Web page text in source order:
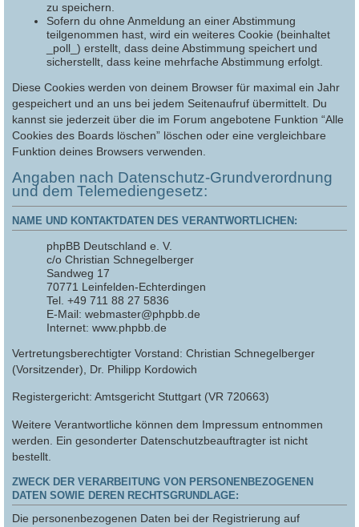
zu speichern.
Sofern du ohne Anmeldung an einer Abstimmung
teilgenommen hast, wird ein weiteres Cookie (beinhaltet
_poll_) erstellt, dass deine Abstimmung speichert und
sicherstellt, dass keine mehrfache Abstimmung erfolgt.
Diese Cookies werden von deinem Browser für maximal ein Jahr
gespeichert und an uns bei jedem Seitenaufruf übermittelt. Du
kannst sie jederzeit über die im Forum angebotene Funktion “Alle
Cookies des Boards löschen” löschen oder eine vergleichbare
Funktion deines Browsers verwenden.
Angaben nach Datenschutz-Grundverordnung
und dem Telemediengesetz:
NAME UND KONTAKTDATEN DES VERANTWORTLICHEN:
phpBB Deutschland e. V.
c/o Christian Schnegelberger
Sandweg 17
70771 Leinfelden-Echterdingen
Tel. +49 711 88 27 5836
E-Mail: webmaster@phpbb.de
Internet: www.phpbb.de
Vertretungsberechtigter Vorstand: Christian Schnegelberger
(Vorsitzender), Dr. Philipp Kordowich
Registergericht: Amtsgericht Stuttgart (VR 720663)
Weitere Verantwortliche können dem Impressum entnommen
werden. Ein gesonderter Datenschutzbeauftragter ist nicht
bestellt.
ZWECK DER VERARBEITUNG VON PERSONENBEZOGENEN
DATEN SOWIE DEREN RECHTSGRUNDLAGE:
Die personenbezogenen Daten bei der Registrierung auf